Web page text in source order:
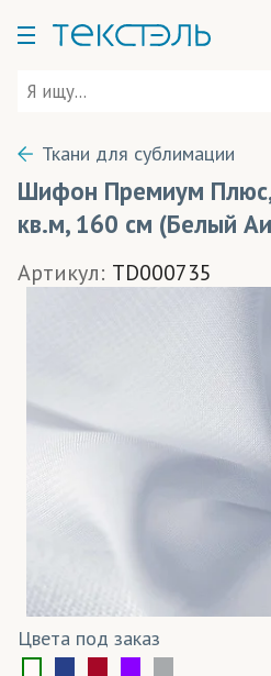
Ткани для сублимации
Шифон Премиум
кв.м, 160 см (Белый
Артикул: TD000735
Цвета под заказ